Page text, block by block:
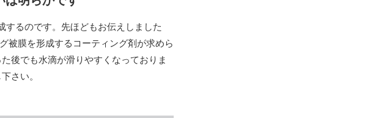
するのです。先ほどもお伝えしました
被膜を形成するコーティング剤が求めら
後でも水滴が滑りやすくなっておりま
さい。